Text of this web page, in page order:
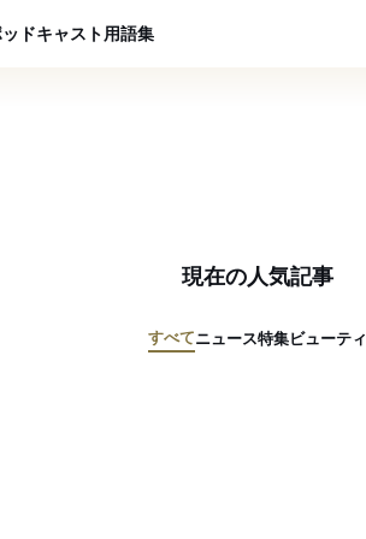
ドキャスト用語集
現在の人気記事
すべてニュース特集ビューティ